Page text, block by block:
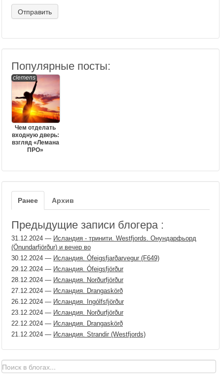
Популярные посты:
clemens
Чем отделать
входную дверь:
взгляд «Лемана
ПРО»
Ранее Архив
Предыдущие записи блогера :
31.12.2024 — Исландия - тринити. Westfjords. Онундарфьорд
(Önundarfjörður) и вечер во
30.12.2024 — Исландия. Ófeigsfjarðarvegur (F649)
29.12.2024 — Исландия. Ófeigsfjörður
28.12.2024 — Исландия. Norðurfjörður
27.12.2024 — Исландия. Drangaskörð
26.12.2024 — Исландия. Ingólfsfjörður
23.12.2024 — Исландия. Norðurfjörður
22.12.2024 — Исландия. Drangaskörð
21.12.2024 — Исландия. Strandir (Westfjords)